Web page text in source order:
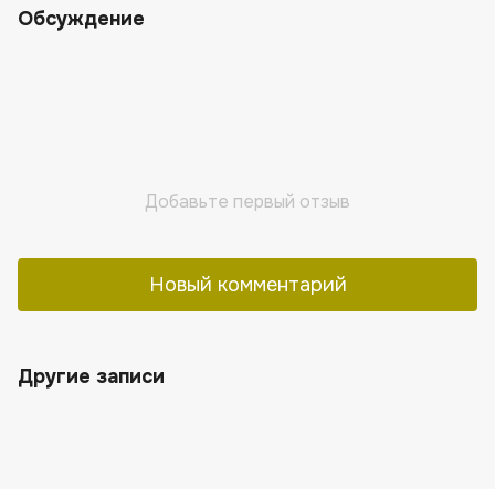
Обсуждение
Добавьте первый отзыв
Новый комментарий
Другие записи